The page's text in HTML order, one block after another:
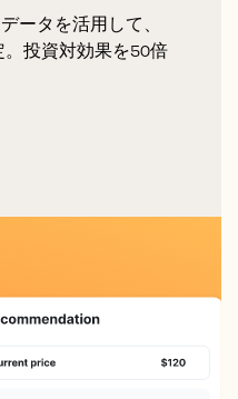
ータを活用して、
投資対効果を50倍